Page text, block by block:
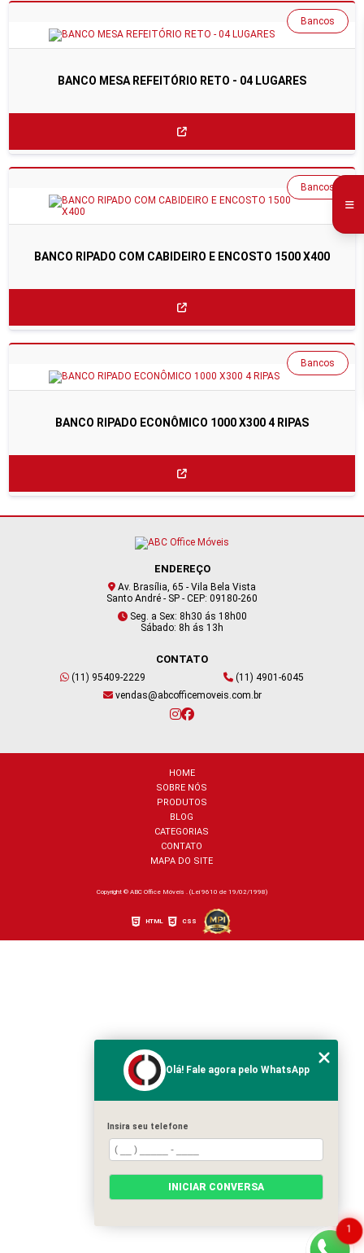
BANCO MESA REFEITÓRIO RETO - 04 LUGARES
Bancos
BANCO RIPADO COM CABIDEIRO E ENCOSTO 1500 X400
Bancos
BANCO RIPADO ECONÔMICO 1000 X300 4 RIPAS
Bancos
ENDEREÇO
Av. Brasília, 65 - Vila Bela Vista
Santo André - SP - CEP: 09180-260
Seg. a Sex: 8h30 ás 18h00
Sábado: 8h ás 13h
CONTATO
(11) 95409-2229
(11) 4901-6045
vendas@abcofficemoveis.com.br
HOME
SOBRE NÓS
PRODUTOS
BLOG
CATEGORIAS
CONTATO
MAPA DO SITE
Copyright © ABC Office Móveis . (Lei 9610 de 19/02/1998)
HTML CSS
1
Olá! Fale agora pelo WhatsApp
Insira seu telefone
INICIAR CONVERSA